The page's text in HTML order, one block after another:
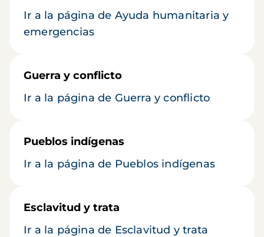
Ir a la página de Ayuda humanitaria y
emergencias
Guerra y conflicto
Ir a la página de Guerra y conflicto
Pueblos indígenas
Ir a la página de Pueblos indígenas
Esclavitud y trata
Ir a la página de Esclavitud y trata